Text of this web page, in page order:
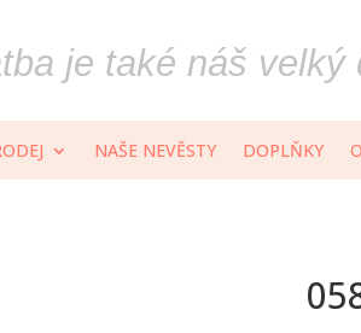
je také náš velký
NAŠE NEVĚSTY DOPLŇKY